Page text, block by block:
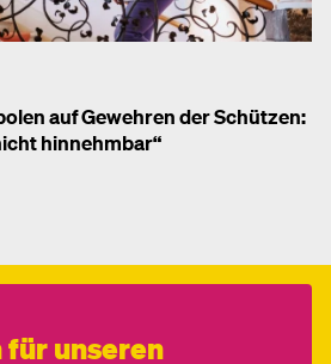
auf Gewehren der Schützen:
hinnehmbar“
unseren